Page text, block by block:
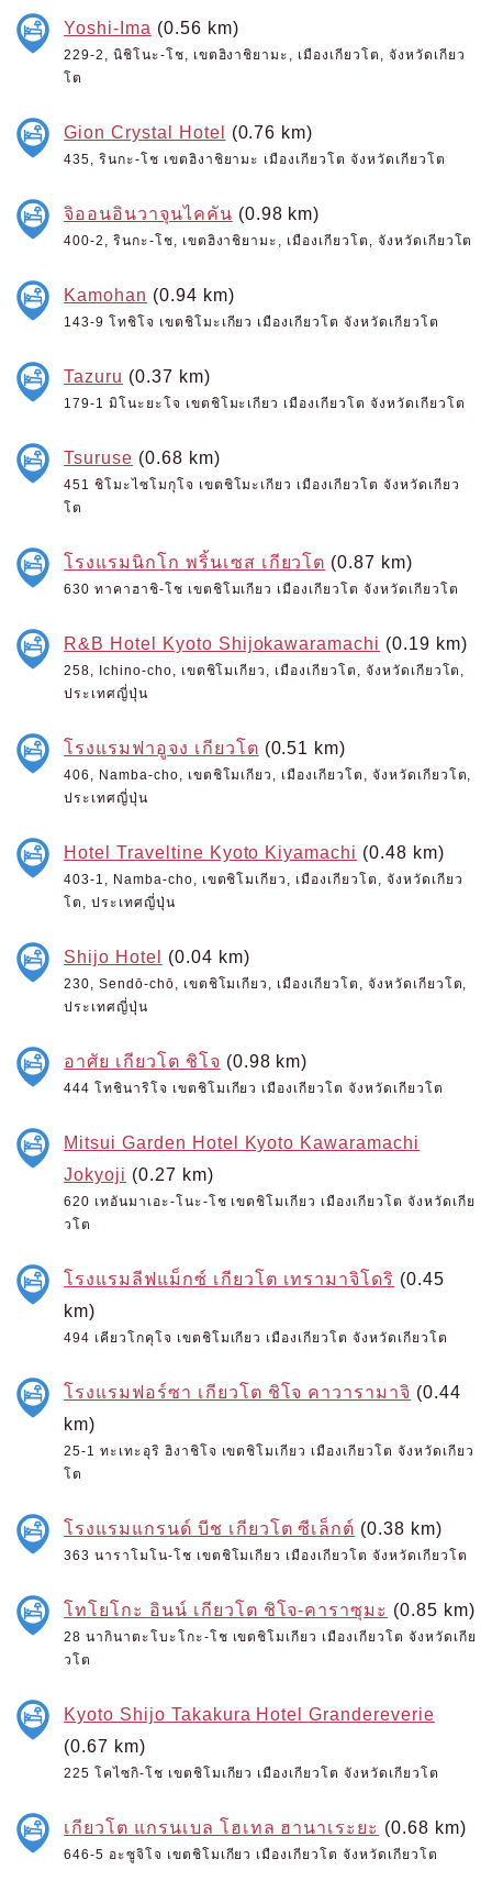
Yoshi-Ima (0.56 km)
229-2, นิชิโนะ-โช, เขตฮิงาชิยามะ, เมืองเกียวโต, จังหวัดเกียว
โต
Gion Crystal Hotel (0.76 km)
435, รินกะ-โช เขตฮิงาชิยามะ เมืองเกียวโต จังหวัดเกียวโต
จิออนอินวาจุนไคคัน (0.98 km)
400-2, รินกะ-โช, เขตฮิงาชิยามะ, เมืองเกียวโต, จังหวัดเกียวโต
Kamohan (0.94 km)
143-9 โทชิโจ เขตชิโมะเกียว เมืองเกียวโต จังหวัดเกียวโต
Tazuru (0.37 km)
179-1 มิโนะยะโจ เขตชิโมะเกียว เมืองเกียวโต จังหวัดเกียวโต
Tsuruse (0.68 km)
451 ชิโมะไซโมกุโจ เขตชิโมะเกียว เมืองเกียวโต จังหวัดเกียว
โต
โรงแรมนิกโก พริ้นเซส เกียวโต (0.87 km)
630 ทาคาฮาชิ-โช เขตชิโมเกียว เมืองเกียวโต จังหวัดเกียวโต
R&B Hotel Kyoto Shijokawaramachi (0.19 km)
258, Ichino-cho, เขตชิโมเกียว, เมืองเกียวโต, จังหวัดเกียวโต,
ประเทศญี่ปุ่น
โรงแรมฟาอูจง เกียวโต (0.51 km)
406, Namba-cho, เขตชิโมเกียว, เมืองเกียวโต, จังหวัดเกียวโต,
ประเทศญี่ปุ่น
Hotel Traveltine Kyoto Kiyamachi (0.48 km)
403-1, Namba-cho, เขตชิโมเกียว, เมืองเกียวโต, จังหวัดเกียว
โต, ประเทศญี่ปุ่น
Shijo Hotel (0.04 km)
230, Sendō-chō, เขตชิโมเกียว, เมืองเกียวโต, จังหวัดเกียวโต,
ประเทศญี่ปุ่น
อาศัย เกียวโต ชิโจ (0.98 km)
444 โทชินาริโจ เขตชิโมเกียว เมืองเกียวโต จังหวัดเกียวโต
Mitsui Garden Hotel Kyoto Kawaramachi
Jokyoji (0.27 km)
620 เทอันมาเอะ-โนะ-โช เขตชิโมเกียว เมืองเกียวโต จังหวัดเกีย
วโต
โรงแรมลีฟแม็กซ์ เกียวโต เทรามาจิโดริ (0.45
km)
494 เคียวโกคุโจ เขตชิโมเกียว เมืองเกียวโต จังหวัดเกียวโต
โรงแรมฟอร์ซา เกียวโต ชิโจ คาวารามาจิ (0.44
km)
25-1 ทะเทะอุริ ฮิงาชิโจ เขตชิโมเกียว เมืองเกียวโต จังหวัดเกียว
โต
โรงแรมแกรนด์ บีช เกียวโต ซีเล็กต์ (0.38 km)
363 นาราโมโน-โช เขตชิโมเกียว เมืองเกียวโต จังหวัดเกียวโต
โทโยโกะ อินน์ เกียวโต ชิโจ-คาราซุมะ (0.85 km)
28 นากินาตะโบะโกะ-โช เขตชิโมเกียว เมืองเกียวโต จังหวัดเกีย
วโต
Kyoto Shijo Takakura Hotel Grandereverie
(0.67 km)
225 โคไซกิ-โช เขตชิโมเกียว เมืองเกียวโต จังหวัดเกียวโต
เกียวโต แกรนเบล โฮเทล ฮานาเระยะ (0.68 km)
646-5 อะซูจิโจ เขตชิโมเกียว เมืองเกียวโต จังหวัดเกียวโต